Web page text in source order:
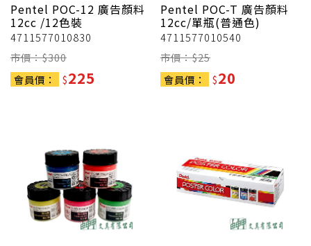
Pentel POC-12 廣告顏料
12cc /12色裝
4711577010830
市價：$300
會員價：
$225
Pentel POC-T 廣告顏料
12cc/單瓶(普通色)
4711577010540
市價：$25
會員價：
$20